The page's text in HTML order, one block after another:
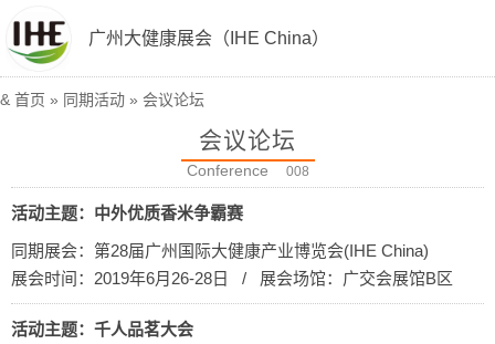
广州大健康展会（IHE China）
& 首页 » 同期活动 » 会议论坛
会议论坛
Conference 008
活动主题：中外优质香米争霸赛
同期展会：第28届广州国际大健康产业博览会(IHE China)
展会时间：2019年6月26-28日 / 展会场馆：广交会展馆B区
活动主题：千人品茗大会